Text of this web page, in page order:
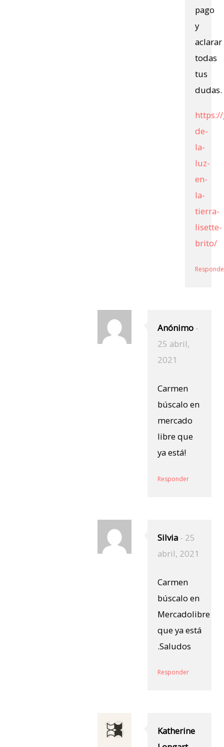
pago
y
aclarar
todas
tus
dudas.
de-
la-
luz-
en-
la-
tierra-
lisette-
brito/
Anónimo -
25 abril,
2021
Carmen
búscalo en
mercado
libre que
ya está!
Responder
Silvia - 25
abril, 2021
Carmen
búscalo en
Mercadolibre
que ya está
.Saludos
Responder
Katherine